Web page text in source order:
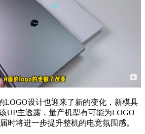
设计也迎来了新的变化，新模具
UP主透露，量产机型有可能为LOGO
时将进一步提升整机的电竞氛围感。